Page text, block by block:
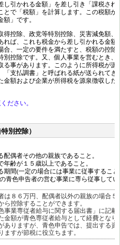
し引かれる金額」を差し引き「課税され
とで「税額」を計算します。この税額か
」です。
得控除、政党等特別控除、災害減免額、
れば、これも税金から差し引かれる金額
合、一定の要件を満たすと、税額の控除
別控除です。又、個人事業を営むとき、
る事があります。このように所得税が源
「支払調書」と呼ばれる紙が送られてき
金額および企業が所得税を源泉徴収した
ださい。
別控除）
偶者その他の親族であること。
齢が１５歳以上であること。
間(一定の場合には事業に従事するこ
青色申告者の営む事業に専ら従事して
は８６万円、配偶者以外の親族の場合５
ら控除することができます。
事業専従者給与に関する届出書」に記載
金額が青色専従者給与として経費となり
ありますが、青色申告では、提出する資
すが節税に役立ちます。